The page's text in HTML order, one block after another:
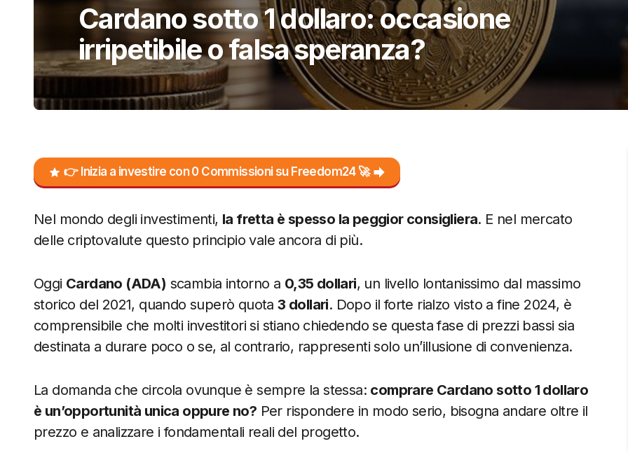
Cardano sotto 1 dollaro: occasione
irripetibile o falsa speranza?
👉 Inizia a investire con 0 Commissioni su Freedom24 🚀
Nel mondo degli investimenti, la fretta è spesso la peggior consigliera. E nel mercato
delle criptovalute questo principio vale ancora di più.
Oggi Cardano (ADA) scambia intorno a 0,35 dollari, un livello lontanissimo dal massimo
storico del 2021, quando superò quota3 dollari. Dopo il forte rialzo visto a fine 2024, è
comprensibile che molti investitori si stiano chiedendo se questa fase di prezzi bassi sia
destinata a durare poco o se, al contrario, rappresenti solo un’illusione di convenienza.
La domanda che circola ovunque è sempre la stessa: comprare Cardano sotto 1 dollaro
è un’opportunità unica oppure no? Per rispondere in modo serio, bisogna andare oltre il
prezzo e analizzare i fondamentali reali del progetto.